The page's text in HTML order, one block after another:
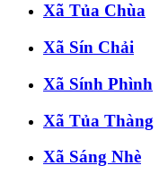
Xã Tủa Chùa
Xã Sín Chải
Xã Sính Phình
Xã Tủa Thàng
Xã Sáng Nhè